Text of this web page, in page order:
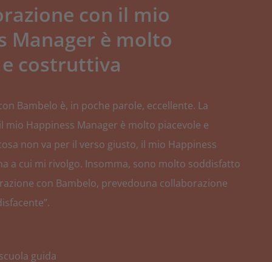
con il mio
Manager è molto
costruttiva
Bambelo è, in poche parole, eccellente. La
mio Happiness Manager è molto piacevole e
non va per il verso giusto, il mio Happiness
a cui mi rivolgo. Insomma, sono molto soddisfatto
con Bambelo, prevedouna collaborazione
guida